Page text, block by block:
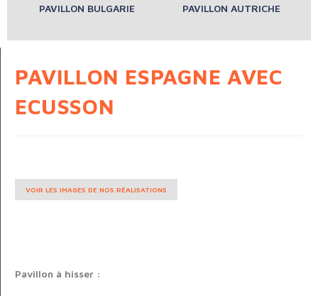
PAVILLON BULGARIE PAVILLON AUTRICHE
PAVILLON ESPAGNE AVEC
ECUSSON
VOIR LES IMAGES DE NOS RÉALISATIONS
Pavillon à hisser :